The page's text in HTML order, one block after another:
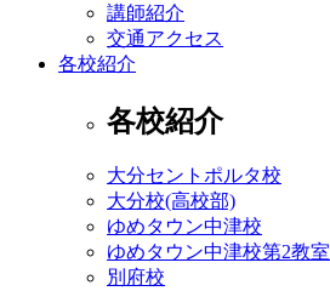
講師紹介
交通アクセス
各校紹介
各校紹介
大分セントポルタ校
大分校(高校部)
ゆめタウン中津校
ゆめタウン中津校第2教室
別府校